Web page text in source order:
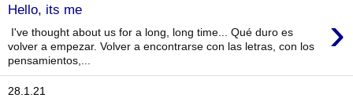
Hello, its me ›
I've thought about us for a long, long time... Qué duro es
volver a empezar. Volver a encontrarse con las letras, con los
pensamientos,...
28.1.21